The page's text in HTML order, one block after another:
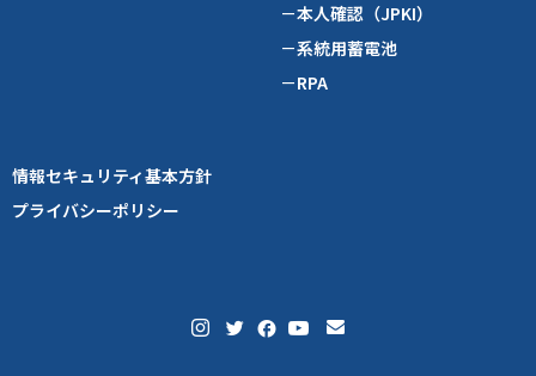
－本人確認（JPKI）
－系統用蓄電池
－RPA
情報セキュリティ基本方針
プライバシーポリシー